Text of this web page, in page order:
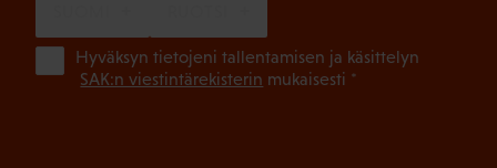
Hyväksyn tietojeni tallentamisen ja käsittelyn
SAK:n viestintärekisterin mukaisesti *